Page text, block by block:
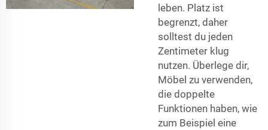
leben. Platz ist
begrenzt, daher
solltest du jeden
Zentimeter klug
nutzen. Überlege dir,
Möbel zu verwenden,
die doppelte
Funktionen haben, wie
zum Beispiel eine